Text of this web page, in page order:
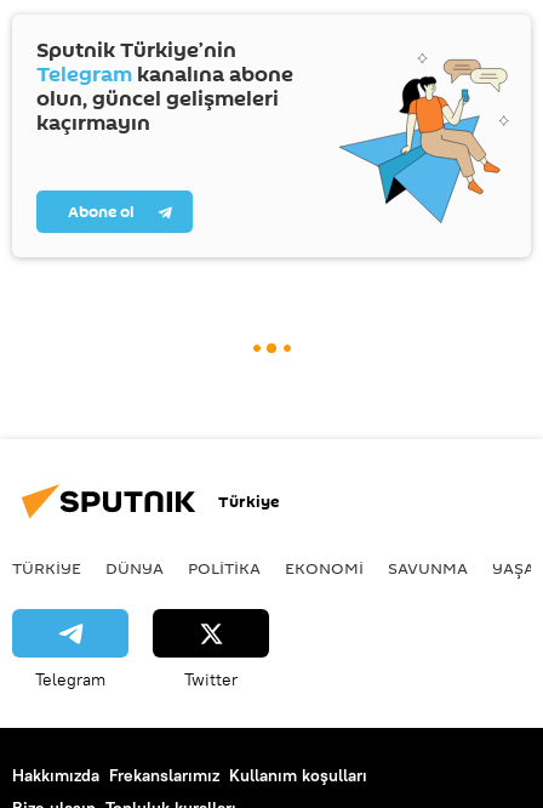
Sputnik Türkiye’nin
Telegram kanalına abone
olun, güncel gelişmeleri
kaçırmayın
Abone ol
Türkiye
TÜRKIYE DÜNYA POLİTİKA EKONOMİ SAVUNMA
Telegram Twitter
Hakkımızda Frekanslarımız Kullanım koşulları